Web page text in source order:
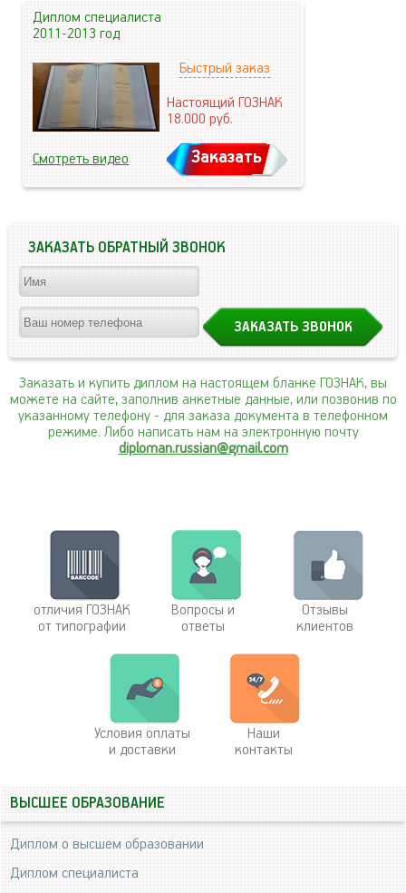
Диплом специалиста
2011-2013 год
Быстрый заказ
Настоящий ГОЗНАК
18.000руб.
Смотреть видео Заказать
ЗАКАЗАТЬ ОБРАТНЫЙ ЗВОНОК
Заказать и купить диплом на настоящем бланке ГОЗНАК, вы
можете на сайте, заполнив анкетные данные, или позвонив по
указанному телефону - для заказа документа в телефонном
режиме. Либо написать нам на электронную почту
diploman.russian@gmail.com
отличия ГОЗНАК
от типографии
Вопросы и
ответы
Отзывы
клиентов
Условия оплаты
и доставки
Наши
контакты
ВЫСШЕЕ ОБРАЗОВАНИЕ
Диплом о высшем образовании
Диплом специалиста